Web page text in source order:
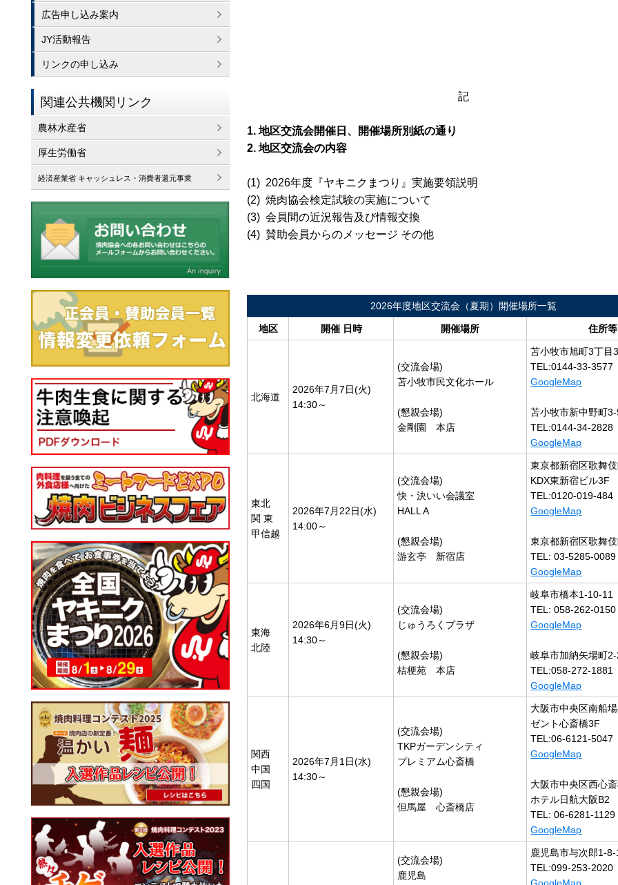
記
1. 地区交流会開催日、開催場所別紙の通り
2. 地区交流会の内容
(1) 2026年度『ヤキニクまつり』実施要領説明
(2) 焼肉協会検定試験の実施について
(3) 会員間の近況報告及び情報交換
(4) 賛助会員からのメッセージ その他
2026年度地区交流会（夏期）開催場所一覧
地区 開催 日時 開催場所 住所等
北海道
2026年7月7日(火)
14:30～
(交流会場)
苫小牧市民文化ホール
(懇親会場)
金剛園 本店
苫小牧市旭町3丁目
TEL:0144-33-3577
GoogleMap
苫小牧市新中野町
TEL:0144-34-2828
GoogleMap
東北
関 東
甲信越
2026年7月22日(水)
14:00～
(交流会場)
快・決いい会議室
HALL A
(懇親会場)
游玄亭 新宿店
東京都新宿区歌舞
KDX東新宿ビル3F
TEL:0120-019-484
GoogleMap
東京都新宿区歌舞
TEL: 03-5285-0089
GoogleMap
東海
北陸
2026年6月9日(火)
14:30～
(交流会場)
じゅうろくプラザ
(懇親会場)
桔梗苑 本店
岐阜市橋本1-10-11
TEL: 058-262-0150
GoogleMap
岐阜市加納矢場町
TEL:058-272-1881
GoogleMap
関西
中国
四国
2026年7月1日(水)
14:30～
(交流会場)
TKPガーデンシティ
プレミアム心斎橋
(懇親会場)
但馬屋 心斎橋店
大阪市中央区南船
ゼント心斎橋3F
TEL:06-6121-5047
GoogleMap
大阪市中央区西心
ホテル日航大阪B2
TEL: 06-6281-1129
GoogleMap
(交流会場)
鹿児島
鹿児島市与次郎1-8-
TEL:099-253-2020
広告申し込み案内
JY活動報告
リンクの申し込み
関連公共機関リンク
農林水産省
厚生労働省
経済産業省 キャッシュレス・消費者還元事業